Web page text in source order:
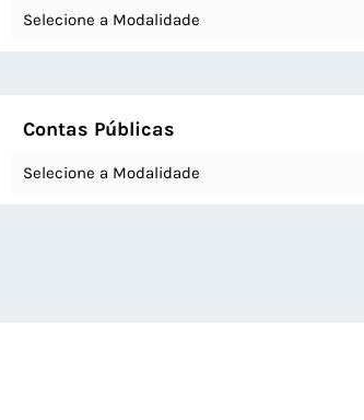
Selecione a Modalidade
Contas Públicas
Selecione a Modalidade